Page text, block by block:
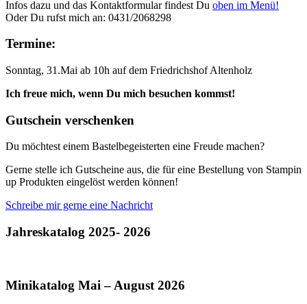
Infos dazu und das Kontaktformular findest Du oben im Menü!
Oder Du rufst mich an: 0431/2068298
Termine:
Sonntag, 31.Mai ab 10h auf dem Friedrichshof Altenholz
Ich freue mich, wenn Du mich besuchen kommst!
Gutschein verschenken
Du möchtest einem Bastelbegeisterten eine Freude machen?
Gerne stelle ich Gutscheine aus, die für eine Bestellung von Stampin
up Produkten eingelöst werden können!
Schreibe mir gerne eine Nachricht
Jahreskatalog 2025- 2026
Minikatalog Mai – August 2026